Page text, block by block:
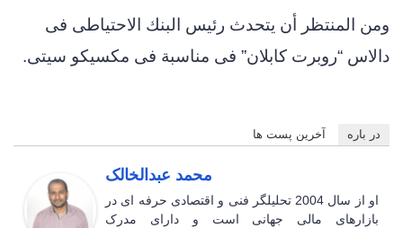
ومن المنتظر أن يتحدث رئيس البنك الاحتياطى فى
دالاس “روبرت كابلان” فى مناسبة فى مكسيكو سيتى.
در باره آخرین پست ها
محمد عبدالخالک
او از سال 2004 تحلیلگر فنی و اقتصادی حرفه ای در
بازارهای مالی جهانی است و دارای مدرک